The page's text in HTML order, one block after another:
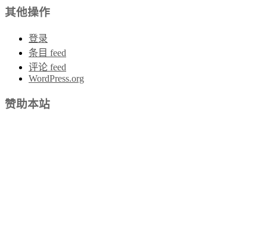
其他操作
登录
条目 feed
评论 feed
WordPress.org
赞助本站